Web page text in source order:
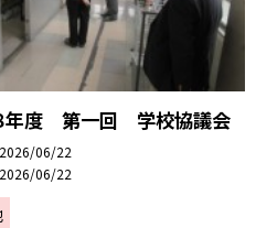
年度 第一回 学校協議会
2026/06/22
2026/06/22